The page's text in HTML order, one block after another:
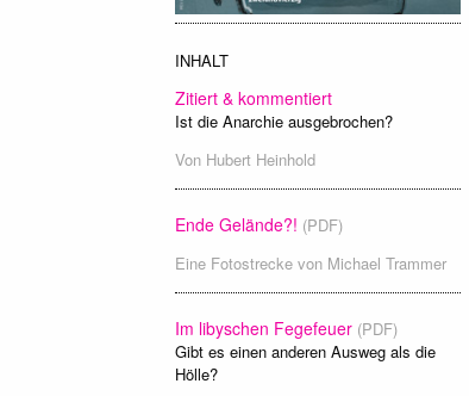
INHALT
Zitiert & kommentiert
Ist die Anarchie ausgebrochen?
Von Hubert Heinhold
Ende Gelände?! (PDF)
Eine Fotostrecke von Michael Trammer
Im libyschen Fegefeuer (PDF)
Gibt es einen anderen Ausweg als die
Hölle?